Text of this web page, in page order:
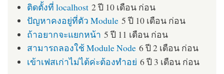
ติดตั้งที่ localhost 2 ปี 10 เดือน ก่อน
ปัญหาคงอยู่ที่ตัว Module 5 ปี 10 เดือน ก่อน
ถ้าอยากจะแยกหน้า 5 ปี 11 เดือน ก่อน
สามารถลองใช้ Module Node 6 ปี 2 เดือน ก่อน
เข้าเฟสเก่าไม่ได้ค่ะต้องทำอย่ 6 ปี 3 เดือน ก่อน